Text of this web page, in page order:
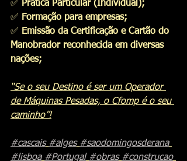
✅ Prática Particular (Individual);
✅ Formação para empresas;
✅ Emissão da Certificação e Cartão do
Manobrador reconhecida em diversas
nações;
“Se o seu Destino é ser um Operador
de Máquinas Pesadas, o Cfomp é o seu
caminho”!
#cascais #alges #saodomingosderana
#lisboa #Portugal #obras #construcao